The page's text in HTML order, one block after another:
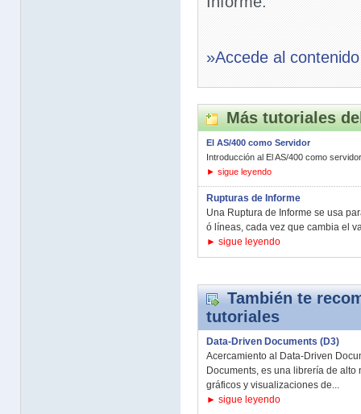
»Accede al
Más tutoriales
El AS/400 como Servidor
Introducción al El AS/400 como
► sigue leyendo
Rupturas de Informe
Una Ruptura de Informe se usa
ó líneas, cada vez que cambia el
► sigue leyendo
También te
tutoriales
Data-Driven Documents (D3)
Acercamiento al Data-Driven
Documents, es una librería de
gráficos y visualizaciones de...
► sigue leyendo